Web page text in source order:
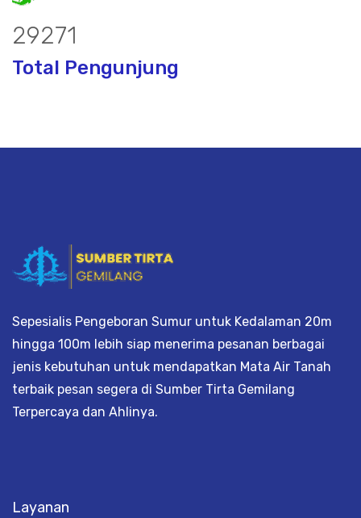
38447
Total Pengunjung
Sepesialis Pengeboran Sumur untuk Kedalaman 20m
hingga 100m lebih siap menerima pesanan berbagai
jenis kebutuhan untuk mendapatkan Mata Air Tanah
terbaik pesan segera di Sumber Tirta Gemilang
Terpercaya dan Ahlinya.
Layanan